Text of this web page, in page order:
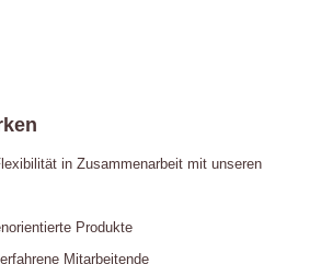
in Zusammenarbeit mit unseren
Produkte
Mitarbeitende